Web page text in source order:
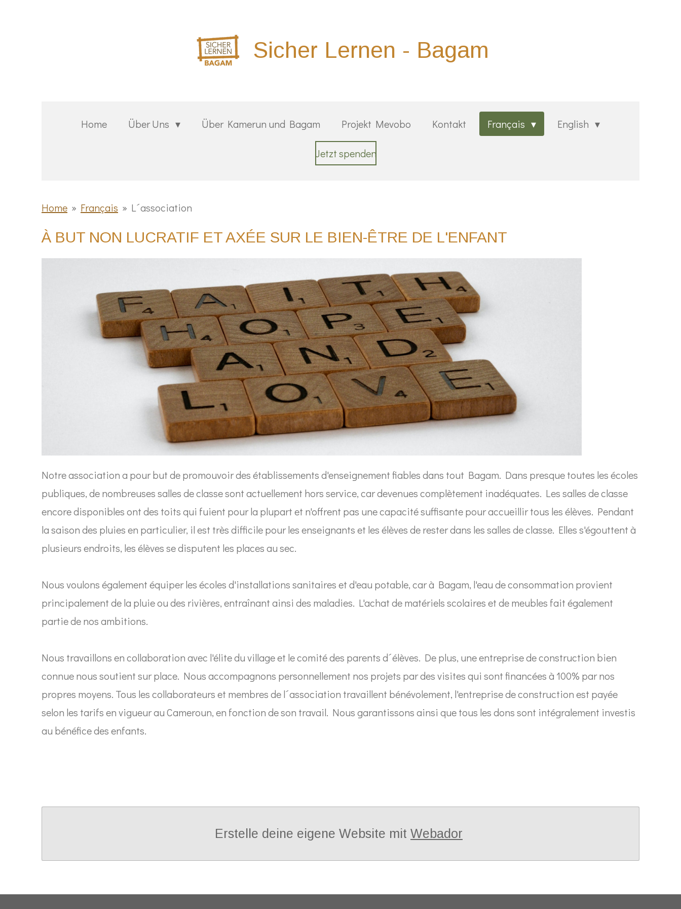
Sicher Lernen - Bagam
Home Über Uns Über Kamerun und Bagam Projekt Mevobo Kontakt Français English
Jetzt spenden
Home » Français » L´association
À BUT NON LUCRATIF ET AXÉE SUR LE BIEN-ÊTRE DE L'ENFANT
Notre association a pour but de promouvoir des établissements d'enseignement fiables dans tout Bagam. Dans presque toutes les écoles
publiques, de nombreuses salles de classe sont actuellement hors service, car devenues complètement inadéquates. Les salles de classe
encore disponibles ont des toits qui fuient pour la plupart et n'offrent pas une capacité suffisante pour accueillir tous les élèves. Pendant
la saison des pluies en particulier, il est très difficile pour les enseignants et les élèves de rester dans les salles de classe. Elles s'égouttent à
plusieurs endroits, les élèves se disputent les places au sec.
Nous voulons également équiper les écoles d'installations sanitaires et d'eau potable, car à Bagam, l'eau de consommation provient
principalement de la pluie ou des rivières, entraînant ainsi des maladies. L'achat de matériels scolaires et de meubles fait également
partie de nos ambitions.
Nous travaillons en collaboration avec l'élite du village et le comité des parents d´élèves. De plus, une entreprise de construction bien
connue nous soutient sur place. Nous accompagnons personnellement nos projets par des visites qui sont financées à 100% par nos
propres moyens. Tous les collaborateurs et membres de l´association travaillent bénévolement, l'entreprise de construction est payée
selon les tarifs en vigueur au Cameroun, en fonction de son travail. Nous garantissons ainsi que tous les dons sont intégralement investis
au bénéfice des enfants.
Erstelle deine eigene Website mit Webador